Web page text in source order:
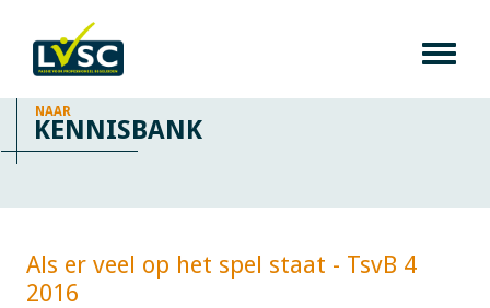
NAAR
KENNISBANK
Als er veel op het spel staat - TsvB 4
2016​​​​​​